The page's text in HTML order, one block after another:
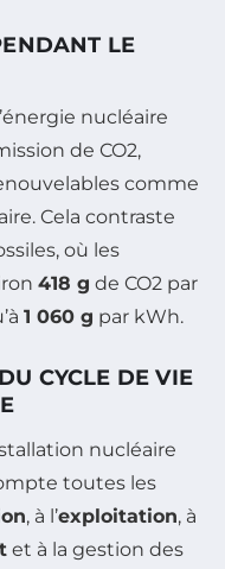
LE
nucléaire
de CO2,
comme
Cela contraste
où les
418 g de CO2 par
1 060 g par kWh.
CYCLE DE VIE
nucléaire
toutes les
, à l’exploitation, à
et à la gestion des